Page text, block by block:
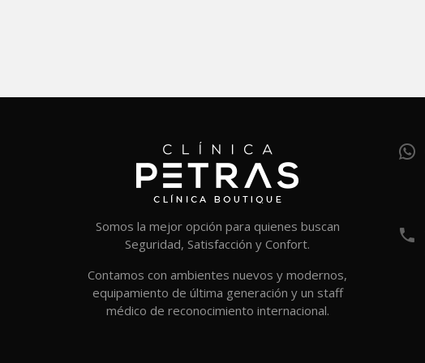
Somos la mejor opción para quienes buscan
Seguridad, Satisfacción y Confort.
Contamos con ambientes nuevos y modernos,
equipamiento de última generación y un staff
médico de reconocimiento internacional.



